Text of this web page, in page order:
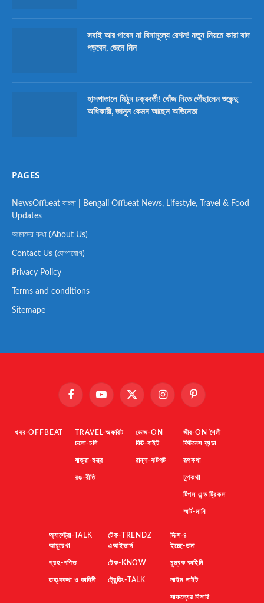
সবাই আর পাবেন না বিনামূল্যে রেশন! নতুন নিয়মে কারা বাদ
পড়বেন, জেনে নিন
হাসপাতালে মিঠুন চক্রবর্তী! খোঁজ নিতে পৌঁছালেন শুভেন্দু
অধিকারী, জানুন কেমন আছেন অভিনেতা
PAGES
NewsOffbeat বাংলা | Bengali Offbeat News, Lifestyle, Travel & Food
Updates
আমাদের কথা (About Us)
Contact Us (যোগাযোগ)
Privacy Policy
Terms and conditions
Sitemape
FacebookYouTube X
InstagramPinterest
খবর-OFFBEAT
TRAVEL-অফবিট
চলো-চলি
যাত্রা-মন্ত্র
রঙ-রীতি
ভোজ-ON
ফিট-বাইট
রান্না-ঝটপট
জীব-ON শৈলী
ফিটনেস ফান্ডা
রূপকথা
চুপকথা
টিপস এন্ড ট্রিকস
স্মার্ট-মানি
অ্যাস্ট্রো-TALK
আয়ুরেখা
গ্রহ-গণিত
তত্ত্বকথা ও কাহিনী
টেক-TRENDZ
এআইভার্স
টেক-KNOW
ট্রেন্ডিং-TALK
মিক্স-৪
ইচ্ছে-ডানা
চুম্বক কাহিনি
লাইম লাইট
সাফল্যের দিশারি